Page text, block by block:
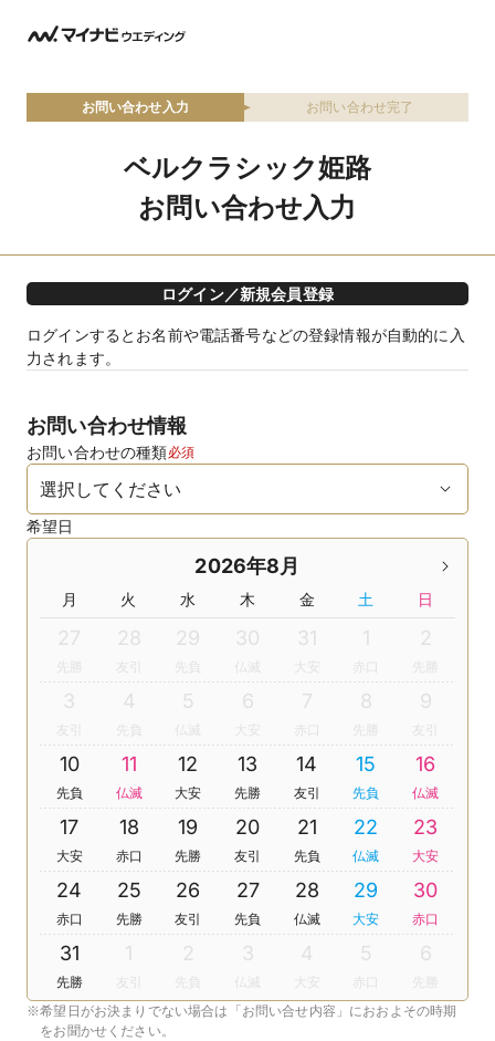
お問い合わせ入力 お問い合わせ完了
ベルクラシック姫路
お問い合わせ入力
ログイン／新規会員登録
ログインするとお名前や電話番号などの登録情報が自動的に入
力されます。
お問い合わせ情報
お問い合わせの種類必須
希望日
2026年8月
月 火 水 木 金 土 日
27 28
友引
29
先負
30
仏滅
31
大安
1 2
3
友引
4
先負
5
仏滅
6
大安
7 8 9
友引
10
先負
11
仏滅
12
大安
13
先勝
14
友引
15
先負
16
仏滅
17
大安
18
赤口
19
先勝
20
友引
21
先負
22
仏滅
23
大安
24
赤口
25
先勝
26
友引
27
先負
28
仏滅
29
大安
30
赤口
31
先勝
1
友引
2
先負
3
仏滅
4
大安
5 6
※希望日がお決まりでない場合は「お問い合せ内容」におおよその時期
をお聞かせください。